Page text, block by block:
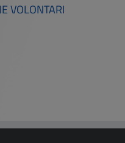
VOLONTARI